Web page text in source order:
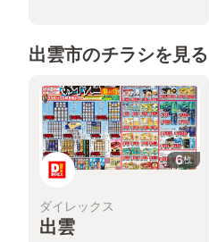
出雲市のチラシを見る
6枚
ダイレックス
出雲